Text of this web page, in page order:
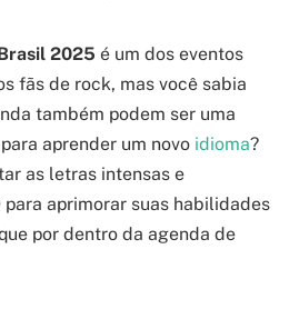
2025 é um dos eventos
fãs de rock, mas você sabia
também podem ser uma
aprender um novo idioma?
as letras intensas e
para aprimorar suas habilidades
por dentro da agenda de